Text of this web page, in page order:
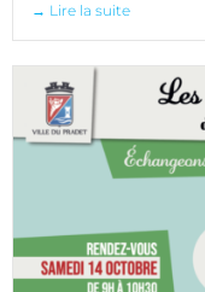
→ Lire la suite